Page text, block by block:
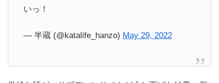
いっ！
— 半蔵 (@katalife_hanzo) May 29, 2022